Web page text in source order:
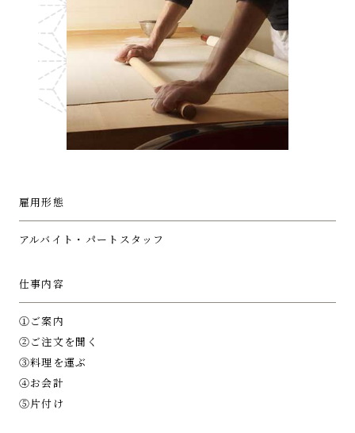
雇用形態
アルバイト・パートスタッフ
仕事内容
①ご案内
②ご注文を聞く
③料理を運ぶ
④お会計
⑤片付け